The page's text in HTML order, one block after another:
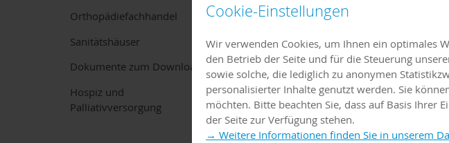
Cookie-Einstellungen
Wir verwenden Cookies, um Ihnen ein optimales
den Betrieb der Seite und für die Steuerung
sowie solche, die lediglich zu anonymen
personalisierter Inhalte genutzt werden. Sie
möchten. Bitte beachten Sie, dass auf Basis Ihrer
der Seite zur Verfügung stehen.
→ Weitere Informationen finden Sie in unserem
Orthopädiefachhandel
Sanitätshäuser
Dokumente zum Download
Hospiz und
Palliativversorgung